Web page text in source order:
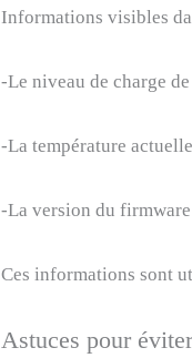
Informations visibles
-Le niveau de charge
-La température
-La version du
Ces informations sont
Astuces pour